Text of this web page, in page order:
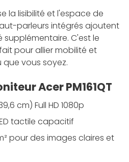
la lisibilité et l'espace de
parleurs intégrés ajoutent
C'est le
pour allier mobilité et
vous soyez.
Acer PM161QT
cm) Full HD 1080p
tactile capacitif
pour des images claires et